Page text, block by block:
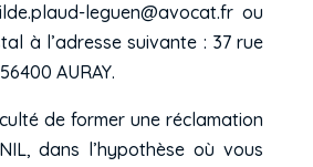
leguen@avocat.fr ou
à l’adresse suivante : 37 rue
AURAY.
de former une réclamation
dans l’hypothèse où vous